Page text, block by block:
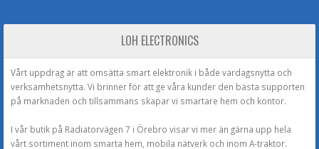
LOH ELECTRONICS
Vårt uppdrag är att omsätta smart elektronik i både vardagsnytta och
verksamhetsnytta. Vi brinner för att ge våra kunder den bästa supporten
på marknaden och tillsammans skapar vi smartare hem och kontor.
I vår butik på Radiatorvägen 7 i Örebro visar vi mer än gärna upp hela
vårt sortiment inom smarta hem, mobila nätverk och inom A-traktor.